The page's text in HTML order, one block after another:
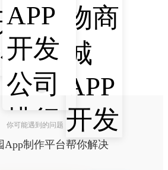
你可能遇到的问题
App制作平台帮你解决